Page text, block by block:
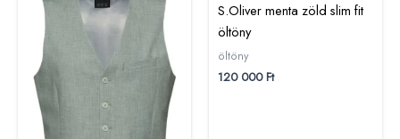
S.Oliver menta zöld slim fit
öltöny
öltöny
120 000Ft